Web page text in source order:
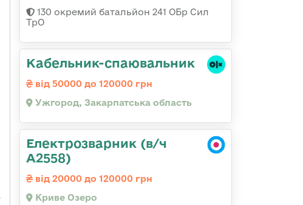
130 окремий батальйон 241 ОБр Сил
ТрО
Кабельник-спаювальник
від 50000 до 120000 грн
Ужгород, Закарпатська область
Електрозварник (в/ч
А2558)
від 20000 до 120000 грн
Криве Озеро